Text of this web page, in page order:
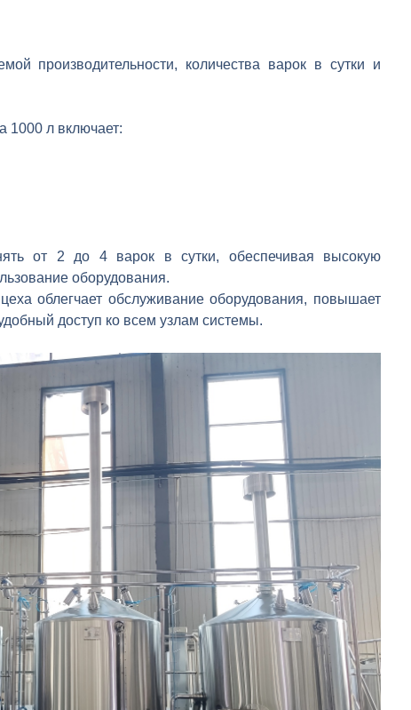
производительности, количества варок в сутки и
1000 л включает:
от 2 до 4 варок в сутки, обеспечивая высокую
оборудования.
облегчает обслуживание оборудования, повышает
доступ ко всем узлам системы.